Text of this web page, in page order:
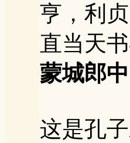
亨，利
直当天书
蒙城郎中
这是孔